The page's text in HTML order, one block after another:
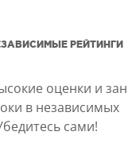
РЕЙТИНГИ
оценки и
в независимых
сами!